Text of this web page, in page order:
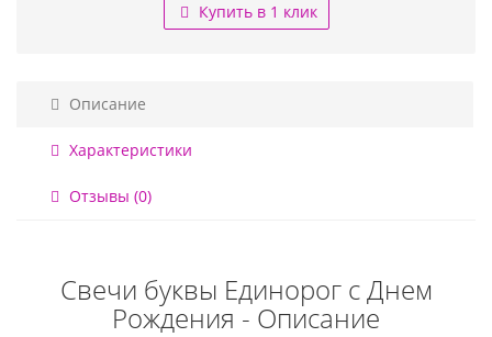
Купить в 1 клик
Описание
Характеристики
Отзывы (0)
Свечи буквы Единорог с Днем
Рождения - Описание